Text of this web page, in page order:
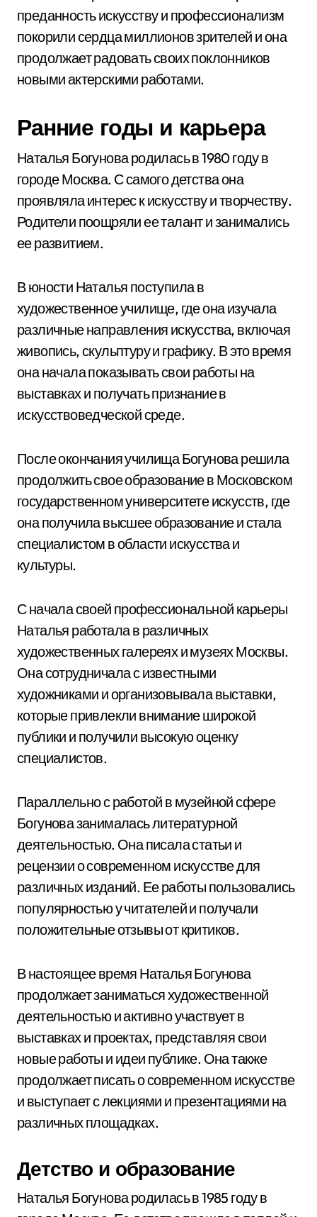
преданность искусству и профессионализм
покорили сердца миллионов зрителей и она
продолжает радовать своих поклонников
новыми актерскими работами.
Ранние годы и карьера
Наталья Богунова родилась в 1980 году в
городе Москва. С самого детства она
проявляла интерес к искусству и творчеству.
Родители поощряли ее талант и занимались
ее развитием.
В юности Наталья поступила в
художественное училище, где она изучала
различные направления искусства, включая
живопись, скульптуру и графику. В это время
она начала показывать свои работы на
выставках и получать признание в
искусствоведческой среде.
После окончания училища Богунова решила
продолжить свое образование в Московском
государственном университете искусств, где
она получила высшее образование и стала
специалистом в области искусства и
культуры.
С начала своей профессиональной карьеры
Наталья работала в различных
художественных галереях и музеях Москвы.
Она сотрудничала с известными
художниками и организовывала выставки,
которые привлекли внимание широкой
публики и получили высокую оценку
специалистов.
Параллельно с работой в музейной сфере
Богунова занималась литературной
деятельностью. Она писала статьи и
рецензии о современном искусстве для
различных изданий. Ее работы пользовались
популярностью у читателей и получали
положительные отзывы от критиков.
В настоящее время Наталья Богунова
продолжает заниматься художественной
деятельностью и активно участвует в
выставках и проектах, представляя свои
новые работы и идеи публике. Она также
продолжает писать о современном искусстве
и выступает с лекциями и презентациями на
различных площадках.
Детство и образование
Наталья Богунова родилась в 1985 году в